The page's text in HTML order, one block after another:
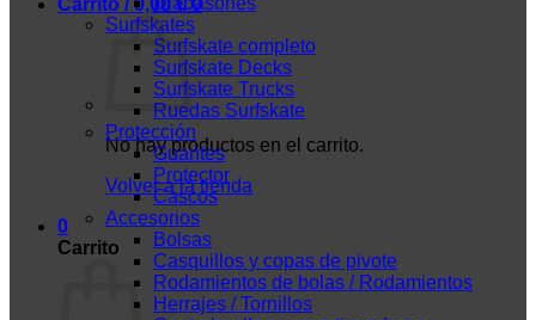
Carrito /0,00€ 0
No hay productos en el carrito.
Volver a la tienda
0
Carrito
Surfskates
Surfskate completo
Surfskate Decks
Surfskate Trucks
Ruedas Surfskate
Protección
Guantes
Protector
Cascos
Accesorios
Bolsas
Casquillos y copas de pivote
Rodamientos de bolas / Rodamientos
Herrajes / Tornillos